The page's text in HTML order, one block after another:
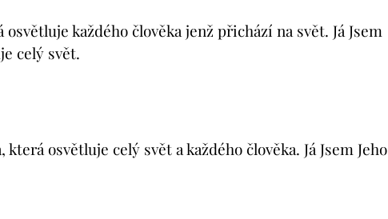
osvětluje každého člověka jenž přichází na svět. Já Jsem
celý svět.
která osvětluje celý svět a každého člověka. Já Jsem Jeho